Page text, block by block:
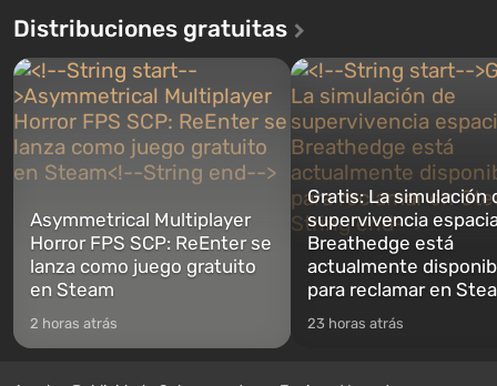
Distribuciones gratuitas
Asymmetrical Multiplayer
Horror FPS SCP: ReEnter se
lanza como juego gratuito
en Steam
2 horas atrás
Gratis: La simulación
supervivencia
Breathedge está
actualmente
para reclamar en
23 horas atrás